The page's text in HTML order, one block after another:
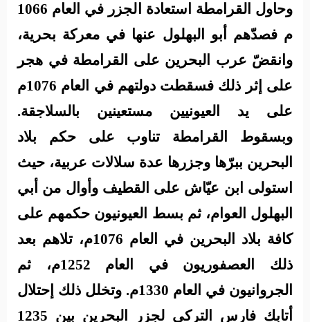
وحاول القرامطة استعادة الجزر في العام 1066
م فصدّهم أبو البهلول عنها في معركة بحرية،
وانقضّ عرب البحرين على القرامطة في هجر
على إثر ذلك فسقطت دولتهم في العام 1076م
على يد العيونيين مستعينين بالسلاجقة.
وبسقوط القرامطة تناوب على حكم بلاد
البحرين ببرّها وجزرها عدة سلالات عربية، حيث
استولى ابن عيّاش على القطيف وأوال من أبي
البهلول العوام، ثم بسط العيونيون حكمهم على
كافة بلاد البحرين في العام 1076م، تلاهم بعد
ذلك العصفوريون في العام 1252م، ثم
الجروانيون في العام 1330م. وتخلل ذلك إحتلال
أتابك فارس التركي لجزر البحرين بين 1235